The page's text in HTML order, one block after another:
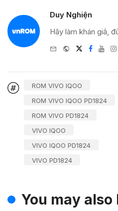
Duy Nghiện
Hãy làm khán giả,
e-
WebsiteTwitter
ROM VIVO IQOO
ROM VIVO IQOO PD1824
ROM VIVO PD1824
VIVO IQOO
VIVO IQOO PD1824
VIVO PD1824
You may also